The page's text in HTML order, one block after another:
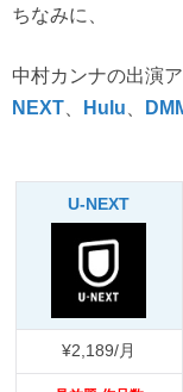
ちなみに、
中村カンナの出演
NEXT、 Hulu、
U-NEXT
¥2,189/月